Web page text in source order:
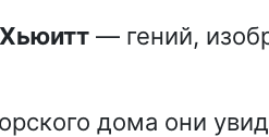
— гений,
дома они